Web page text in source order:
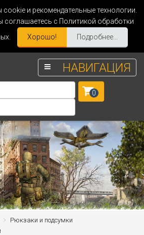
и рекомендательные технологии.
соглашаетесь с Политикой обработки
Хорошо! Подробнее...
НАВИГАЦИЯ
0
Рюкзаки и подсумки